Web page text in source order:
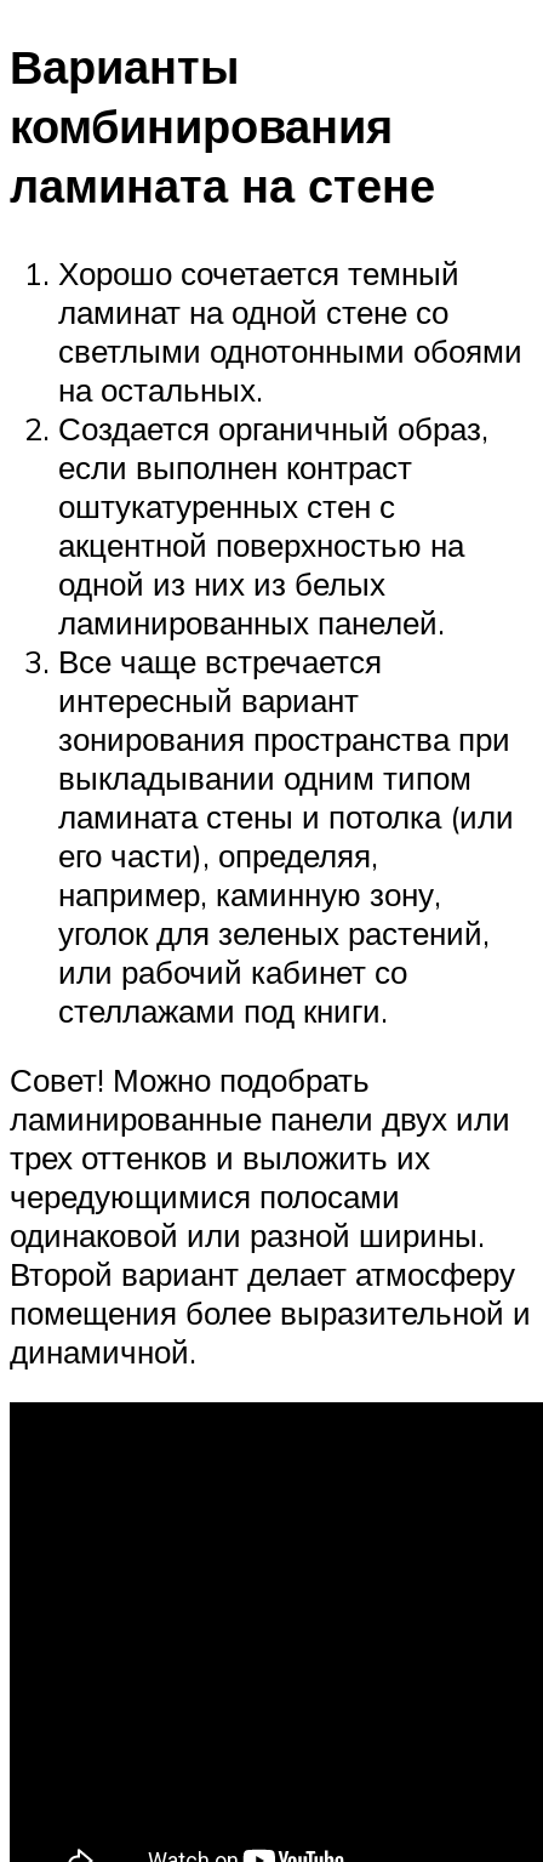
Варианты
комбинирования
ламината на стене
Хорошо сочетается темный
ламинат на одной стене со
светлыми однотонными обоями
на остальных.
Создается органичный образ,
если выполнен контраст
оштукатуренных стен с
акцентной поверхностью на
одной из них из белых
ламинированных панелей.
Все чаще встречается
интересный вариант
зонирования пространства при
выкладывании одним типом
ламината стены и потолка (или
его части), определяя,
например, каминную зону,
уголок для зеленых растений,
или рабочий кабинет со
стеллажами под книги.
Совет! Можно подобрать
ламинированные панели двух или
трех оттенков и выложить их
чередующимися полосами
одинаковой или разной ширины.
Второй вариант делает атмосферу
помещения более выразительной и
динамичной.